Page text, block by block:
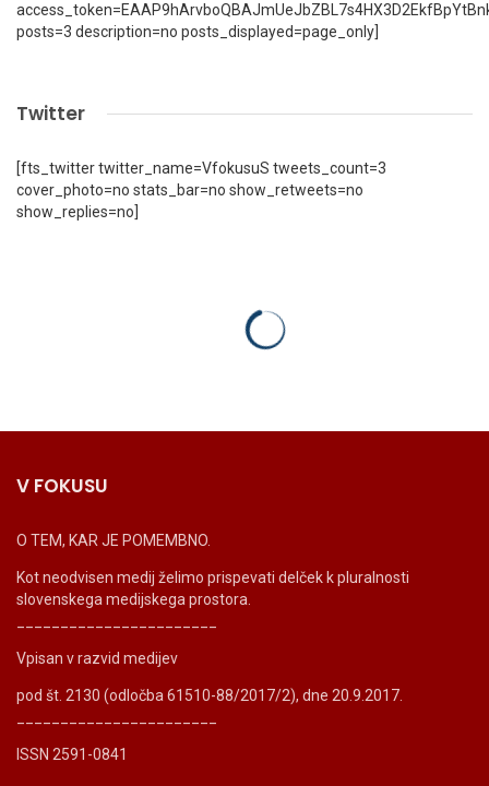
posts=3 description=no posts_displayed=page_only]
Twitter
[fts_twitter twitter_name=VfokusuS tweets_count=3
cover_photo=no stats_bar=no show_retweets=no
show_replies=no]
V FOKUSU
O TEM, KAR JE POMEMBNO.
Kot neodvisen medij želimo prispevati delček k pluralnosti
slovenskega medijskega prostora.
Vpisan v razvid medijev
pod št. 2130 (odločba 61510-88/2017/2), dne 20.9.2017.
ISSN 2591-0841